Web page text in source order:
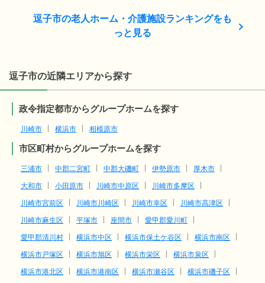
逗子市の老人ホーム・介護施設ランキングをも
っと見る
逗子市の近隣エリアから探す
政令指定都市からグループホームを探す
川崎市 横浜市 相模原市
市区町村からグループホームを探す
三浦市 中郡二宮町 中郡大磯町 伊勢原市
厚木市
大和市
小田原市 川崎市中原区
川崎市多摩区
川崎市宮前区
川崎市川崎区 川崎市幸区
川崎市高津区
川崎市麻生区
平塚市 座間市
愛甲郡愛川町
愛甲郡清川村
横浜市中区 横浜市保土ケ谷区
横浜市南区
横浜市戸塚区
横浜市旭区 横浜市栄区
横浜市泉区
横浜市港北区
横浜市港南区 横浜市瀬谷区
横浜市磯子区